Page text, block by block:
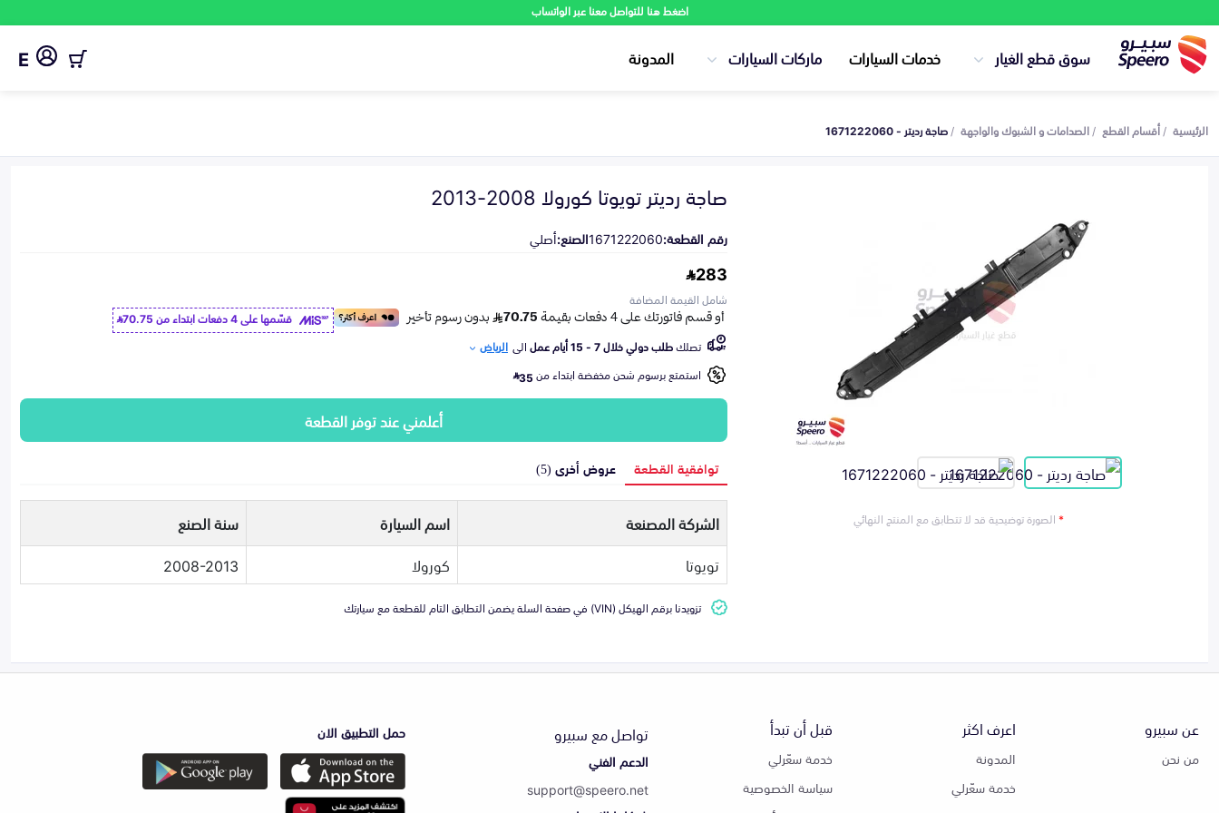
اضغط هنا للتواصل معنا عبر الواتساب
سوق قطع الغيار خدمات السيارات ماركات السيارات المدونة E
الرئيسية أقسام القطع الصدامات و الشبوك والواجهة صاجة رديتر - 1671222060
*الصورة توضيحية قد لا تتطابق مع المنتج النهائي
صاجة رديتر تويوتا كورولا 2008-2013
رقم القطعة:1671222060الصنع:أصلي
283
شامل القيمة المضافة
قسّمها على 4 دفعات ابتداء من
70.75
تصلكطلب دولي خلال 7 - 15 أيام عمل الى الرياض
استمتع برسوم شحن مخفضة ابتداء من35
أعلمني عند توفر القطعة
توافقية القطعة عروض أخرى (5)
الشركة المصنعة اسم السيارة
سنة الصنع
تويوتا
كورولا 2008-2013
تزويدنا برقم الهيكل (VIN) في صفحة السلة يضمن التطابق التام للقطعة مع سيارتك
عن سبيرو
من نحن
اعرف اكثر
المدونة
خدمة سعّرلي
قبل أن تبدأ
خدمة سعّرلي
سياسة الخصوصية
تواصل مع سبيرو
الدعم الفني
support@speero.net
حمل التطبيق الان